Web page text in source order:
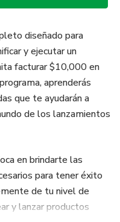
diseñado para
y ejecutar un
facturar $10,000 en
aprenderás
que te ayudarán a
de los lanzamientos
en brindarte las
para tener éxito
de tu nivel de
y lanzar productos